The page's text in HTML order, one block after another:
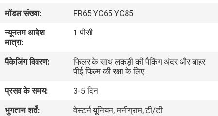
बारे
में
कारखाना
भ्रमण
मॉडल संख्या:
FR65 YC65 YC85
न्यूनतम आदेश
मात्रा:
1 पीसी
पैकेजिंग विवरण:
फिलर के साथ लकड़ी की पैकिंग अंदर और बाहर
पीई फिल्म की रक्षा के लिए:
प्रसव के समय:
3-5 दिन
भुगतान शर्तें:
वेस्टर्न यूनियन, मनीग्राम, टी/टी